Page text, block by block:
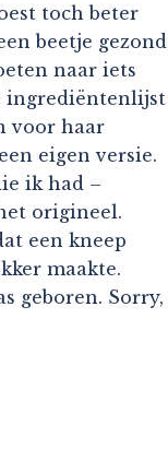
toch beter
beetje gezond
naar iets
ingrediëntenlijst
voor haar
eigen versie.
ik had –
origineel.
een kneep
maakte.
geboren. Sorry,